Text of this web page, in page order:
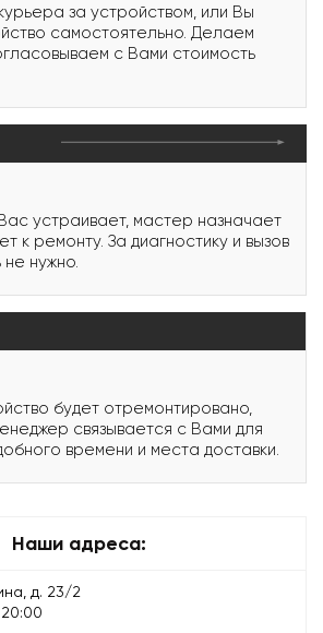
за устройством, или Вы
самостоятельно. Делаем
с Вами стоимость
устраивает, мастер назначает
к ремонту. За диагностику и вызов
нужно.
будет отремонтировано,
связывается с Вами для
времени и места доставки.
Наши адреса:
д. 23/2